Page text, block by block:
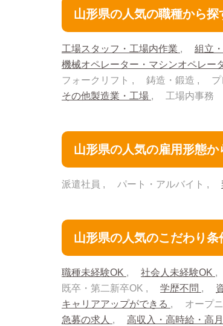
山形県の人気の職種から探
工場スタッフ・工場内作業 組立
機械オペレーター・マシンオペレー
フォークリフト
鋳造・鍛造 プ
その他製造業・工場
工場内事務
山形県の人気の雇用形態か
派遣社員 パート・アルバイト
山形県の人気のこだわり条
職種未経験OK 社会人未経験OK
既卒・第二新卒OK
学歴不問
キャリアアップができる
オープ
急募の求人
高収入・高時給・高